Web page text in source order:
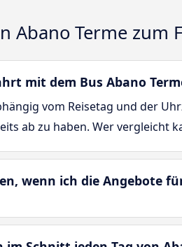
Abano Terme zum
mit dem Bus Abano
vom Reisetag und der
ab zu haben. Wer vergleicht
wenn ich die Angebote